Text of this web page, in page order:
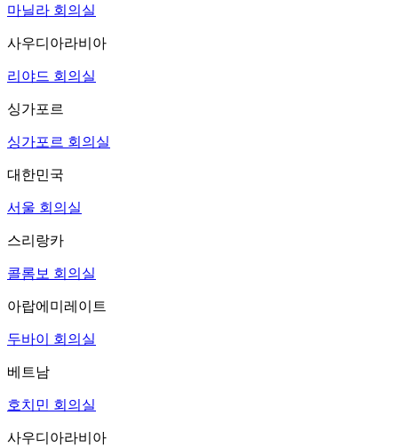
마닐라 회의실
사우디아라비아
리야드 회의실
싱가포르
싱가포르 회의실
대한민국
서울 회의실
스리랑카
콜롬보 회의실
아랍에미레이트
두바이 회의실
베트남
호치민 회의실
사우디아라비아